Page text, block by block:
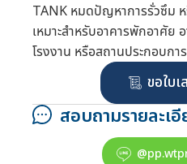
TANK หมดปัญหาการรั่วซึม
เหมาะสำหรับอาคารพักอาศัย
โรงงาน หรือสถานประกอบกา
ขอใบ
สอบถามรายละเ